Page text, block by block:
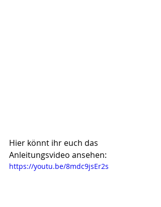
Hier könnt ihr euch das
Anleitungsvideo ansehen:
https://youtu.be/8mdc9jsEr2s